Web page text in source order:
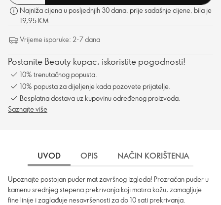
Najniža cijena u posljednjih 30 dana, prije sadašnje cijene, bila je
19,95 KM
Vrijeme isporuke: 2-7 dana
Postanite Beauty kupac, iskoristite pogodnosti!
10% trenutačnog popusta.
10% popusta za dijeljenje kada pozovete prijatelje.
Besplatna dostava uz kupovinu određenog proizvoda.
Saznajte više
UVOD OPIS NAČIN KORIŠTENJA
Upoznajte postojan puder mat završnog izgleda! Prozračan puder u
kamenu srednjeg stepena prekrivanja koji matira kožu, zamagljuje
fine linije i zaglađuje nesavršenosti za do 10 sati prekrivanja.